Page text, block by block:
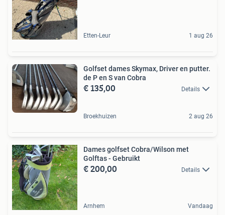
Etten-Leur 1 aug 26
Golfset dames Skymax, Driver en putter.
de P en S van Cobra
€ 135,00 Details
Broekhuizen 2 aug 26
Dames golfset Cobra/Wilson met
Golftas - Gebruikt
€ 200,00 Details
Arnhem Vandaag